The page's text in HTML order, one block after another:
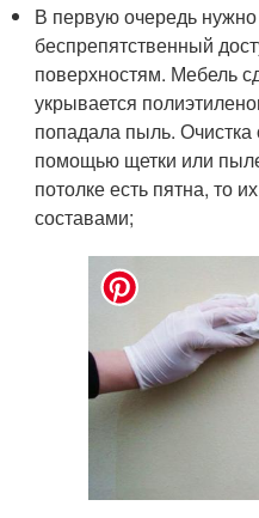
В первую очередь нужно
беспрепятственный
поверхностям. Мебель
укрывается
попадала пыль. Очистка
помощью щетки или
потолке есть пятна, то
составами;